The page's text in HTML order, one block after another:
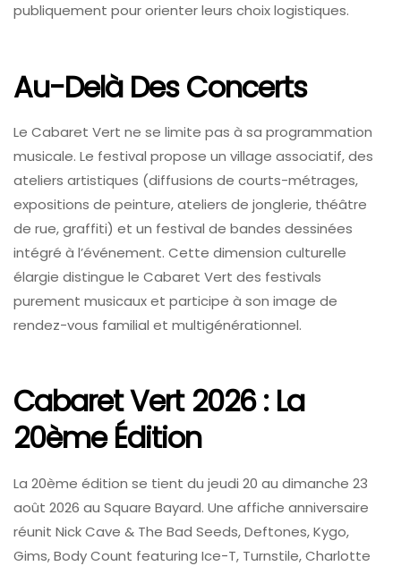
publiquement pour orienter leurs choix logistiques.
Au-Delà Des Concerts
Le Cabaret Vert ne se limite pas à sa programmation
musicale. Le festival propose un village associatif, des
ateliers artistiques (diffusions de courts-métrages,
expositions de peinture, ateliers de jonglerie, théâtre
de rue, graffiti) et un festival de bandes dessinées
intégré à l’événement. Cette dimension culturelle
élargie distingue le Cabaret Vert des festivals
purement musicaux et participe à son image de
rendez-vous familial et multigénérationnel.
Cabaret Vert 2026 : La
20ème Édition
La 20ème édition se tient du jeudi 20 au dimanche 23
août 2026 au Square Bayard. Une affiche anniversaire
réunit Nick Cave & The Bad Seeds, Deftones, Kygo,
Gims, Body Count featuring Ice-T, Turnstile, Charlotte